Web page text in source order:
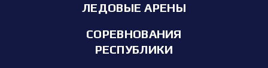
ЛЕДОВЫЕ АРЕНЫ
СОРЕВНОВАНИЯ
РЕСПУБЛИКИ